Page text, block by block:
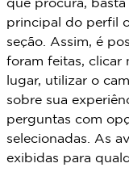
que procura,
principal do perfil
seção. Assim, é
foram feitas, clicar
lugar, utilizar o
sobre sua
perguntas com
selecionadas. As
exibidas para